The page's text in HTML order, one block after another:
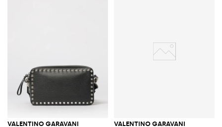
VALENTINO GARAVANI VALENTINO GARAVANI